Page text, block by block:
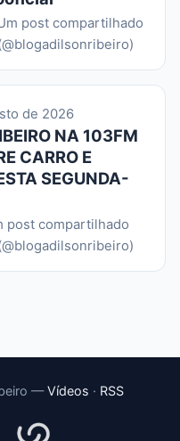
post compartilhado
de 2026
NA 103FM
CARRO E
SEGUNDA-
post compartilhado
—Vídeos · RSS